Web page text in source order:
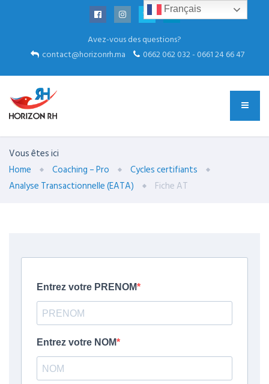
Avez-vous des questions?
contact@horizonrh.ma
0662 062 032 - 0661 24 66 47
Vous êtes ici
Home
Coaching – Pro
Cycles certifiants
Analyse Transactionnelle (EATA)
Fiche AT
Français